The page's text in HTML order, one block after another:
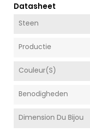
Datasheet
Steen
Productie
Couleur(s)
Benodigheden
Dimension Du Bijou